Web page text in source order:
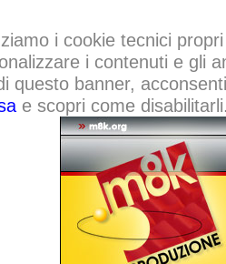
i cookie tecnici
i contenuti e gli
questo banner,
e scopri come